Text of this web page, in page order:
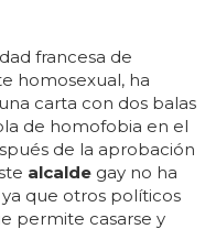
francesa de
homosexual, ha
carta con dos balas
de homofobia en el
de la aprobación
alcalde gay no ha
que otros políticos
permite casarse y